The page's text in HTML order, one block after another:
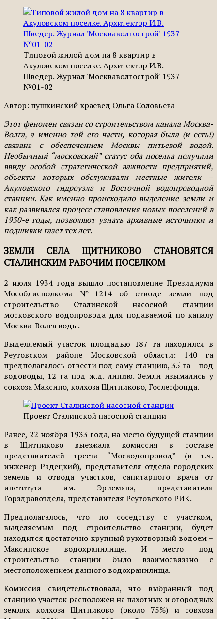
Типовой жилой дом на 8 квартир в
Акуловском поселке. Архитектор И.В.
Шведер. Журнал 'Москваволгострой' 1937
№01-02
Автор: пушкинский краевед Ольга Соловьева
Этот феномен связан со строительством канала Москва-
Волга, а именно той его части, которая была (и есть!)
связана с обеспечением Москвы питьевой водой.
Необычный “московский” статус оба поселка получили
ввиду особой стратегической важности предприятий,
объекты которых обслуживали местные жители –
Акуловского гидроузла и Восточной водопроводной
станции. Как именно происходило выделение земли и
как развивался процесс становления новых поселений в
1930-е годы, позволяют узнать архивные источники и
подшивки газет тех лет.
ЗЕМЛИ СЕЛА ЩИТНИКОВО СТАНОВЯТСЯ
СТАЛИНСКИМ РАБОЧИМ ПОСЕЛКОМ
2 июля 1934 года вышло постановление Президиума
Мособлисполкома №1214 об отводе земли под
строительство Сталинской насосной станции
московского водопровода для подаваемой по каналу
Москва-Волга воды.
Выделяемый участок площадью 187 га находился в
Реутовском районе Московской области: 140 га
предполагалось отвести под саму станцию, 35 га – под
водоводы, 12 га под ж.д. линию. Земли изымались у
совхоза Максино, колхоза Щитниково, Гослесфонда.
Проект Сталинской насосной станции
Ранее, 22 ноября 1933 года, на место будущей станции
в Щитниково выезжала комиссия в составе
представителей треста “Мосводопровод” (в т.ч.
инженер Радецкий), представителя отдела городских
земель и отвода участков, санитарного врача от
института им. Эрисмана, представителя
Горздравотдела, представителя Реутовского РИК.
Предполагалось, что по соседству с участком,
выделяемым под строительство станции, будет
находится достаточно крупный рукотворный водоем –
Максинское водохранилище. И место под
строительство станции было взаимосвязано с
местоположением данного водохранилища.
Комиссия свидетельствовала, что выбранный под
станцию участок расположен на пахотных и огородных
землях колхоза Щитниково (около 75%) и совхоза